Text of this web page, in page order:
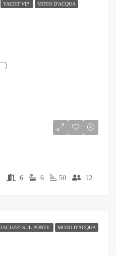
YACHT VIP MOTO D'ACQUA
6 6 50 12
JACUZZI SUL PONTE MOTO D'ACQUA